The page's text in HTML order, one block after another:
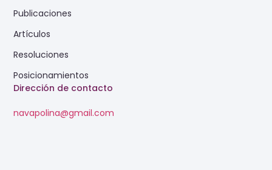
Dirección de contacto
navapolina@gmail.com
Publicaciones
Artículos
Resoluciones
Posicionamientos